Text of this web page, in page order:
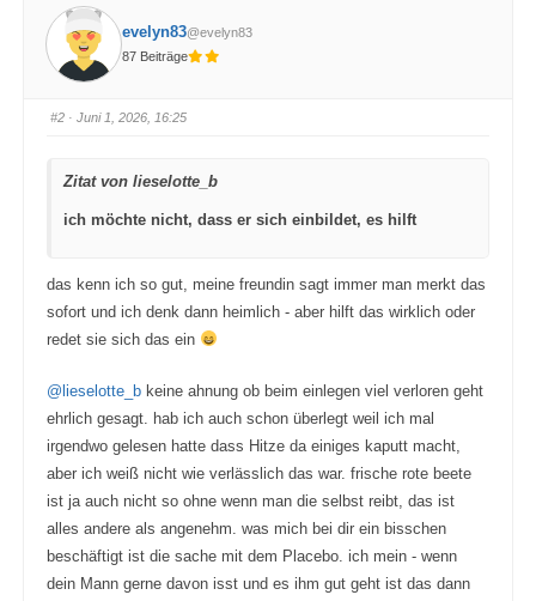
c
k
e
n
f
r
u
n
h
n
e
f
a
u
n
h
.
evelyn83@evelyn83
87 Beiträge
#2· Juni 1, 2026, 16:25
Zitat von lieselotte_b
ich möchte nicht, dass er sich einbildet, es hilft
das kenn ich so gut, meine freundin sagt immer man merkt das
sofort und ich denk dann heimlich - aber hilft das wirklich oder
redet sie sich das ein
@lieselotte_bkeine ahnung ob beim einlegen viel verloren geht
ehrlich gesagt. hab ich auch schon überlegt weil ich mal
irgendwo gelesen hatte dass Hitze da einiges kaputt macht,
aber ich weiß nicht wie verlässlich das war. frische rote beete
ist ja auch nicht so ohne wenn man die selbst reibt, das ist
alles andere als angenehm. was mich bei dir ein bisschen
beschäftigt ist die sache mit dem Placebo. ich mein - wenn
dein Mann gerne davon isst und es ihm gut geht ist das dann